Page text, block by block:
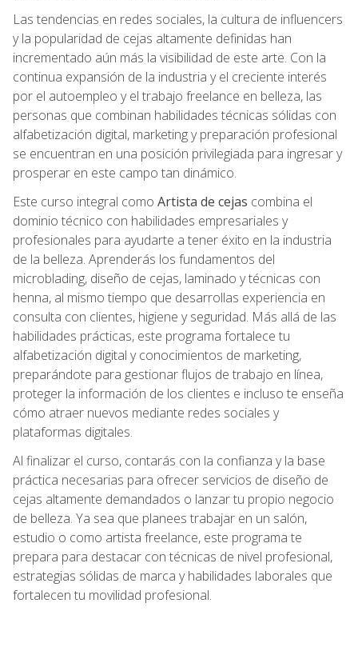
Las tendencias en redes sociales, la cultura de influencers
y la popularidad de cejas altamente definidas han
incrementado aún más la visibilidad de este arte. Con la
continua expansión de la industria y el creciente interés
por el autoempleo y el trabajo freelance en belleza, las
personas que combinan habilidades técnicas sólidas con
alfabetización digital, marketing y preparación profesional
se encuentran en una posición privilegiada para ingresar y
prosperar en este campo tan dinámico.
Este curso integral como Artista de cejas combina el
dominio técnico con habilidades empresariales y
profesionales para ayudarte a tener éxito en la industria
de la belleza. Aprenderás los fundamentos del
microblading, diseño de cejas, laminado y técnicas con
henna, al mismo tiempo que desarrollas experiencia en
consulta con clientes, higiene y seguridad. Más allá de las
habilidades prácticas, este programa fortalece tu
alfabetización digital y conocimientos de marketing,
preparándote para gestionar flujos de trabajo en línea,
proteger la información de los clientes e incluso te enseña
cómo atraer nuevos mediante redes sociales y
plataformas digitales.
Al finalizar el curso, contarás con la confianza y la base
práctica necesarias para ofrecer servicios de diseño de
cejas altamente demandados o lanzar tu propio negocio
de belleza. Ya sea que planees trabajar en un salón,
estudio o como artista freelance, este programa te
prepara para destacar con técnicas de nivel profesional,
estrategias sólidas de marca y habilidades laborales que
fortalecen tu movilidad profesional.